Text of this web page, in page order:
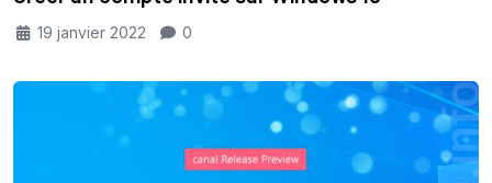
19 janvier 2022 0